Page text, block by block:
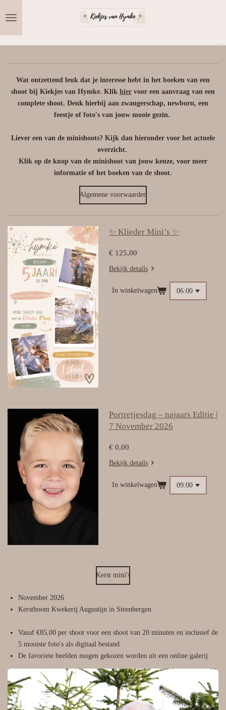
direct
de
Wat ontzettend leuk dat je interesse hebt in het boeken van een
shoot bij Kiekjes van Hymke. Klik hier voor een aanvraag van een
complete shoot. Denk hierbij aan zwangerschap, newborn, een
feestje of foto's van jouw mooie gezin.
Liever een van de minishoots? Kijk dan hieronder voor het actuele
overzicht.
Klik op de knop van de minishoot van jouw keuze, voor meer
informatie of het boeken van de shoot.
Algemene voorwaarden
✨ Klieder Mini’s ✨
€ 125,00
Bekijk details
In winkelwagen
Portretjesdag – najaars Editie |
7 November 2026
€ 0,00
Bekijk details
In winkelwagen
Kerst mini's
November 2026
Kerstboom Kwekerij Augustijn in Steenbergen
Vanaf €85,00 per shoot voor een shoot van 20 minuten en inclusief de
5 mooiste foto's als digitaal bestand
De favoriete beelden mogen gekozen worden uit een online galerij